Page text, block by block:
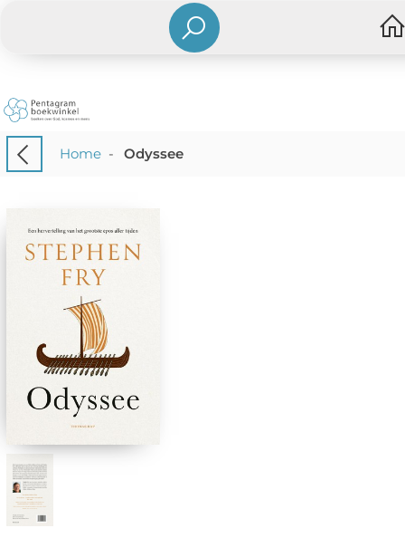
Home- Odyssee